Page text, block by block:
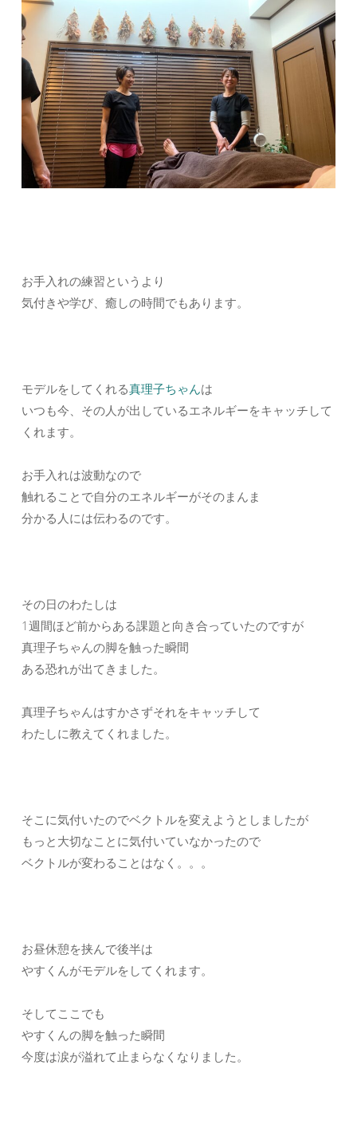
お手入れの練習というより
気付きや学び、癒しの時間でもあります。
モデルをしてくれる真理子ちゃんは
いつも今、その人が出しているエネルギーをキャッチして
くれます。
お手入れは波動なので
触れることで自分のエネルギーがそのまんま
分かる人には伝わるのです。
その日のわたしは
1週間ほど前からある課題と向き合っていたのですが
真理子ちゃんの脚を触った瞬間
ある恐れが出てきました。
真理子ちゃんはすかさずそれをキャッチして
わたしに教えてくれました。
そこに気付いたのでベクトルを変えようとしましたが
もっと大切なことに気付いていなかったので
ベクトルが変わることはなく。。。
お昼休憩を挟んで後半は
やすくんがモデルをしてくれます。
そしてここでも
やすくんの脚を触った瞬間
今度は涙が溢れて止まらなくなりました。